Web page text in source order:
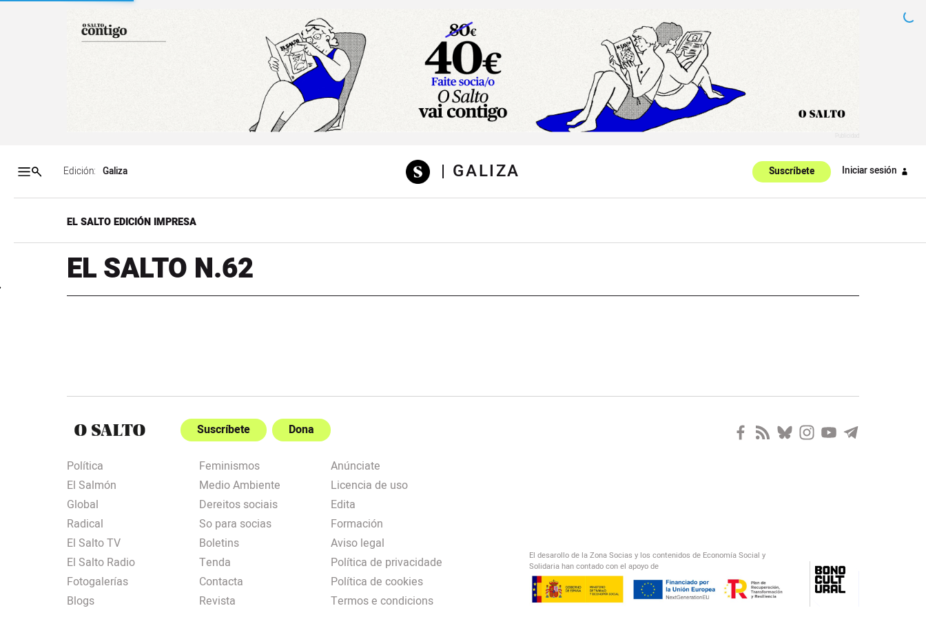
Salto a navegación
Edición: | GALIZA Suscríbete Iniciar sesión
EL SALTO EDICIÓN IMPRESA
EL SALTO N.62
Suscríbete Dona
Política
El Salmón
Global
Radical
El Salto TV
El Salto Radio
Fotogalerías
Blogs
Feminismos
Medio Ambiente
Dereitos sociais
So para socias
Boletins
Tenda
Contacta
Revista
Anúnciate
Licencia de uso
Edita
Formación
Aviso legal
Política de privacidade
Política de cookies
Termos e condicions
El desarollo de la Zona Socias y los contenidos de Economía Social y
Solidaria han contado con el apoyo de